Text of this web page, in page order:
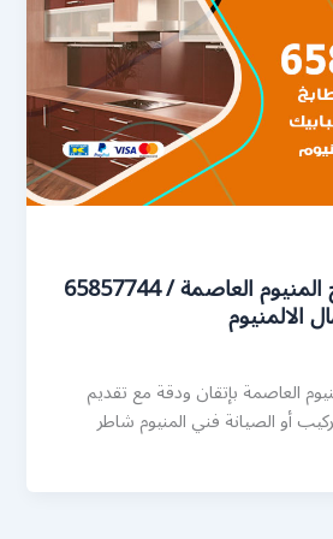
رقم تفصيل مطابخ المنيوم العاصمة / 65857744
العاصمة بإتقان ودقة مع تقديم
أو الصيانة فني المنيوم شاطر